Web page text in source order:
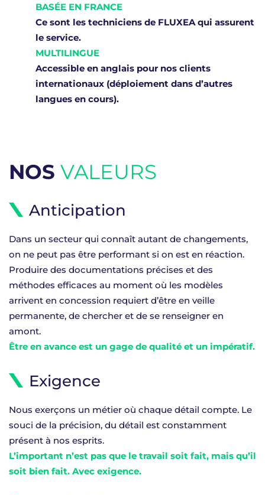
BASÉE EN FRANCE
Ce sont les techniciens de FLUXEA qui assurent
le service.
MULTILINGUE
Accessible en anglais pour nos clients
internationaux (déploiement dans d’autres
langues en cours).
NOS VALEURS
Anticipation
Dans un secteur qui connaît autant de changements,
on ne peut pas être performant si on est en réaction.
Produire des documentations précises et des
méthodes efficaces au moment où les modèles
arrivent en concession requiert d’être en veille
permanente, de chercher et de se renseigner en
amont.
Être en avance est un gage de qualité et un impératif.
Exigence
Nous exerçons un métier où chaque détail compte. Le
souci de la précision, du détail est constamment
présent à nos esprits.
L’important n’est pas que le travail soit fait, mais qu’il
soit bien fait. Avec exigence.